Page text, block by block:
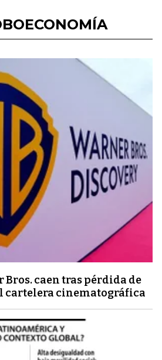
Bros. caen tras pérdida de
cartelera cinematográfica